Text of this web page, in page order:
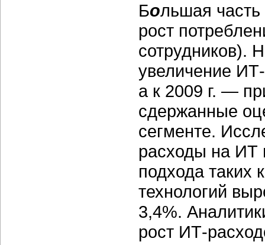
Большая часть
рост
сотрудников).
увеличение
а к 2009 г. —
сдержанные
сегменте.
расходы на ИТ
подхода таких
технологий
3,4%.
рост ИТ-